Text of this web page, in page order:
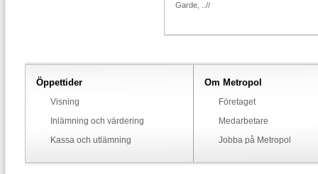
Garde, ..//
Öppettider
Visning
Inlämning och värdering
Kassa och utlämning
Om Metropol
Företaget
Medarbetare
Jobba på Metropol